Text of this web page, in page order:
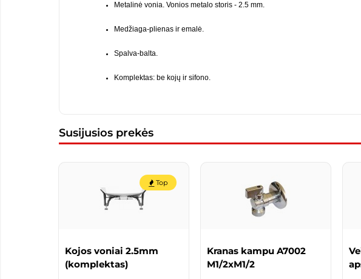
Metalinė vonia. Vonios metalo storis - 2.5 mm.
Medžiaga-plienas ir emalė.
Spalva-balta.
Komplektas: be kojų ir sifono.
Susijusios prekės
Top
Kojos voniai 2.5mm
(komplektas)
Kranas kampu A7002
M1/2xM1/2